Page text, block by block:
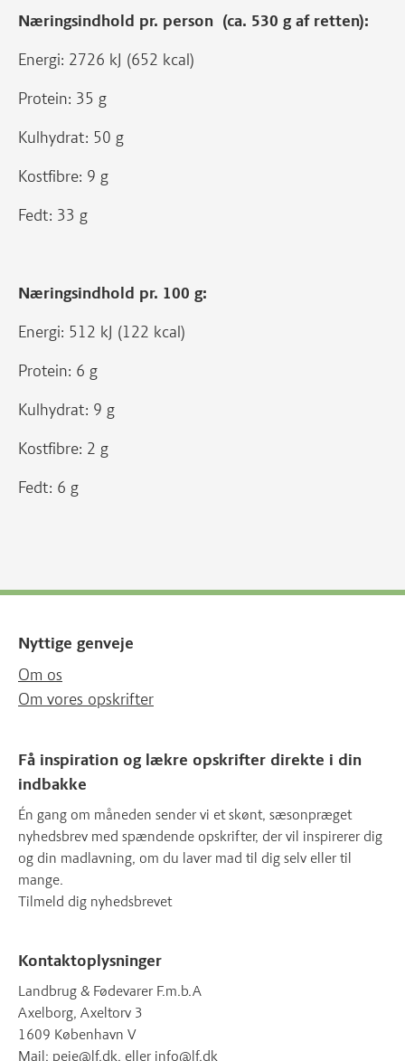
Næringsindhold pr. person (ca. 530 g af retten):
Energi: 2726 kJ (652 kcal)
Protein: 35 g
Kulhydrat: 50 g
Kostfibre: 9 g
Fedt: 33 g
Næringsindhold pr. 100 g:
Energi: 512 kJ (122 kcal)
Protein: 6 g
Kulhydrat: 9 g
Kostfibre: 2 g
Fedt: 6 g
Nyttige genveje
Om os
Om vores opskrifter
Få inspiration og lækre opskrifter direkte i din
indbakke
Én gang om måneden sender vi et skønt, sæsonpræget
nyhedsbrev med spændende opskrifter, der vil inspirerer dig
og din madlavning, om du laver mad til dig selv eller til
mange.
Tilmeld dig nyhedsbrevet
Kontaktoplysninger
Landbrug & Fødevarer F.m.b.A
Axelborg, Axeltorv 3
1609 København V
Mail: peje@lf.dk, eller info@lf.dk